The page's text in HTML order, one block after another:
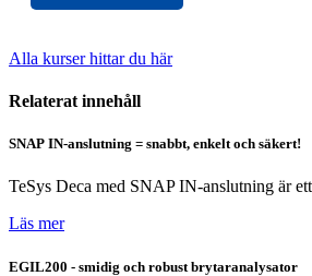
Alla kurser hittar du här
Relaterat innehåll
SNAP IN-anslutning = snabbt, enkelt och säkert!
TeSys Deca med SNAP IN-anslutning är
Läs mer
EGIL200 - smidig och robust brytaranalysator